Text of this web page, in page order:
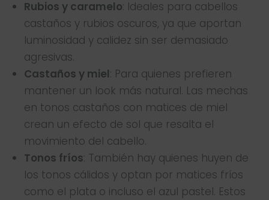
Rubios y caramelo: Ideales para cabellos
castaños y rubios oscuros, ya que aportan
luminosidad y calidez sin ser demasiado
agresivas.
Castaños y miel: Para quienes prefieren
mantener un look más natural. Las mechas
en tonos castaños con matices de miel
crean un efecto de sol que resalta el
movimiento del cabello.
Tonos fríos: También hay quienes huyen de
los tonos cálidos y optan por matices fríos
como el plata o incluso el azul pastel. Estos